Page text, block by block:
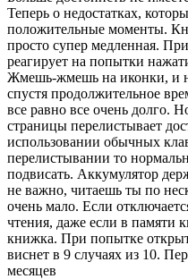
Теперь о недостатках,
положительные моменты.
просто супер медленная.
реагирует на попытки
Жмешь-жмешь на иконки, и
спустя продолжительное
все равно все очень долго.
страницы перелистывает
использовании обычных
перелистывании то
подвисать. Аккумулятор
не важно, читаешь ты по
очень мало. Если
чтения, даже если в памяти
книжка. При попытке
виснет в 9 случаях из 10.
месяцев